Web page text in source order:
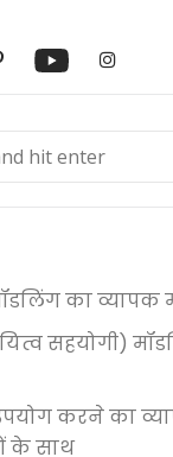
का व्यापक
सहयोगी)
करने का
के साथ